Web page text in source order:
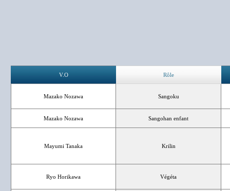
V.O Rôle
Mazako Nozawa Sangoku
Mazako Nozawa Sangohan enfant
Mayumi Tanaka Krilin
Ryo Horikawa Végéta